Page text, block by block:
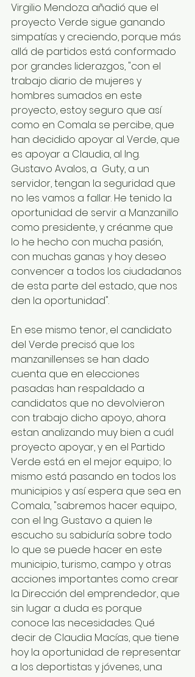
Virgilio Mendoza añadió que el
proyecto Verde sigue ganando
simpatías y creciendo, porque más
allá de partidos está conformado
por grandes liderazgos, "con el
trabajo diario de mujeres y
hombres sumados en este
proyecto, estoy seguro que así
como en Comala se percibe, que
han decidido apoyar al Verde, que
es apoyar a Claudia, al Ing.
Gustavo Avalos, a  Guty, a un
servidor, tengan la seguridad que
no les vamos a fallar. He tenido la
oportunidad de servir a Manzanillo
como presidente, y créanme que
lo he hecho con mucha pasión,
con muchas ganas y hoy deseo
convencer a todos los ciudadanos
de esta parte del estado, que nos
den la oportunidad".
En ese mismo tenor, el candidato
del Verde precisó que los
manzanillenses se han dado
cuenta que en elecciones
pasadas han respaldado a
candidatos que no devolvieron
con trabajo dicho apoyo, ahora
estan analizando muy bien a cuál
proyecto apoyar, y en el Partido
Verde está en el mejor equipo; lo
mismo está pasando en todos los
municipios y así espera que sea en
Comala, "sabremos hacer equipo,
con el Ing. Gustavo a quien le
escucho su sabiduría sobre todo
lo que se puede hacer en este
municipio, turismo, campo y otras
acciones importantes como crear
la Dirección del emprendedor, que
sin lugar a duda es porque
conoce las necesidades. Qué
decir de Claudia Macías, que tiene
hoy la oportunidad de representar
a los deportistas y jóvenes, una